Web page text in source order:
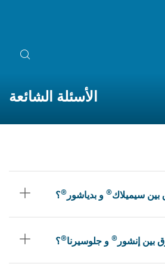
الأسئلة الشائعة
بين سيميلاك® و بدياشور®؟
بين إنشور® و جلوسيرنا®؟